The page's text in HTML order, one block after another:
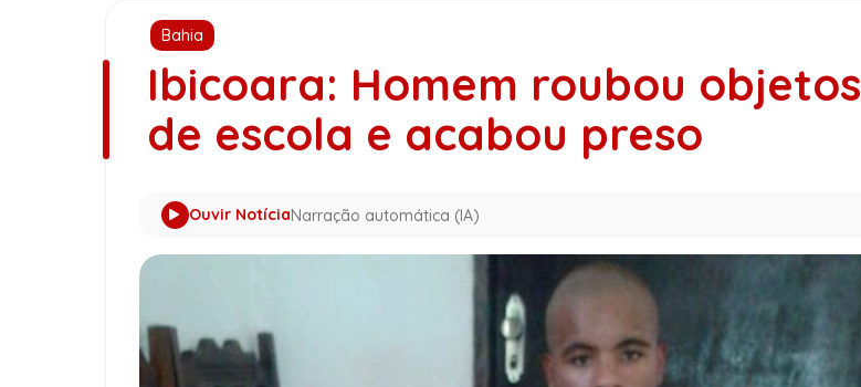
Bahia
Ibicoara: Homem roubou objetos
de escola e acabou preso
Ouvir NotíciaNarração automática (IA)